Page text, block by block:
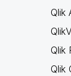
Qlik
Qlik
Qlik